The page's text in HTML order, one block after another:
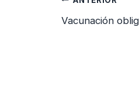
de
Vacunación